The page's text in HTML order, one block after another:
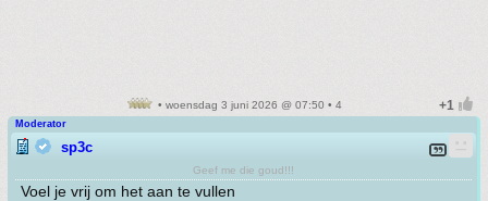
• woensdag 3 juni 2026 @ 07:50 • 4
Moderator
sp3c
Geef me die goud!!!
Voel je vrij om het aan te vullen